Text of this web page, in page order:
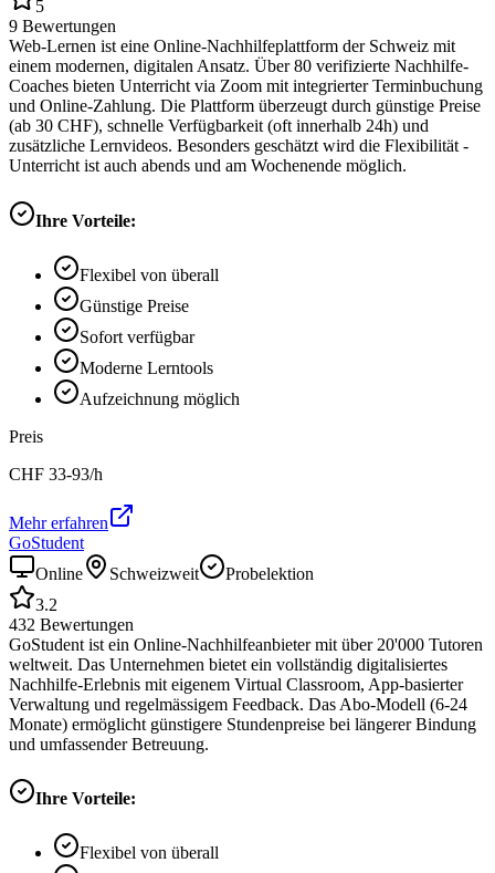
5
9 Bewertungen
Web-Lernen ist eine Online-Nachhilfeplattform der Schweiz mit
einem modernen, digitalen Ansatz. Über 80 verifizierte Nachhilfe-
Coaches bieten Unterricht via Zoom mit integrierter Terminbuchung
und Online-Zahlung. Die Plattform überzeugt durch günstige Preise
(ab 30 CHF), schnelle Verfügbarkeit (oft innerhalb 24h) und
zusätzliche Lernvideos. Besonders geschätzt wird die Flexibilität -
Unterricht ist auch abends und am Wochenende möglich.
Ihre Vorteile:
Flexibel von überall
Günstige Preise
Sofort verfügbar
Moderne Lerntools
Aufzeichnung möglich
Preis
CHF 33-93/h
Mehr erfahren
GoStudent
Online
Schweizweit
Probelektion
3.2
432 Bewertungen
GoStudent ist ein Online-Nachhilfeanbieter mit über 20'000 Tutoren
weltweit. Das Unternehmen bietet ein vollständig digitalisiertes
Nachhilfe-Erlebnis mit eigenem Virtual Classroom, App-basierter
Verwaltung und regelmässigem Feedback. Das Abo-Modell (6-24
Monate) ermöglicht günstigere Stundenpreise bei längerer Bindung
und umfassender Betreuung.
Ihre Vorteile:
Flexibel von überall